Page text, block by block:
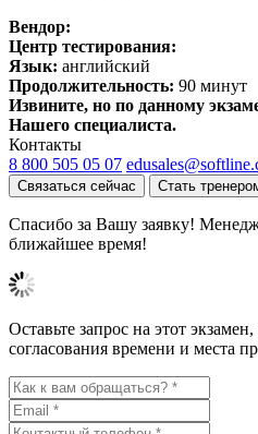
Вендор:
Центр тестирования:
Язык: английский
Продолжительность: 90 минут
Извините, но по данному
Нашего специалиста.
Контакты
8 800 505 05 07
Связаться сейчас Стать
Спасибо за Вашу заявку!
ближайшее время!
Оставьте запрос на этот
согласования времени и места